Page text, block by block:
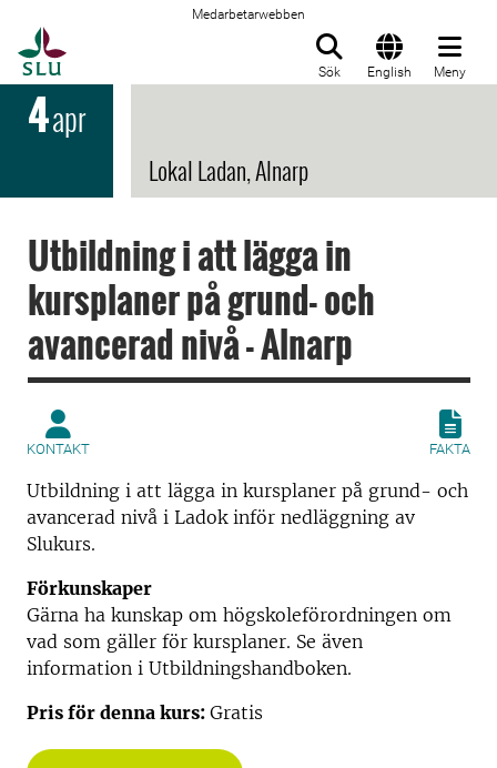
Medarbetarwebben
Sök English Meny
4apr
Lokal Ladan, Alnarp
Utbildning i att lägga in
kursplaner på grund- och
avancerad nivå - Alnarp
KONTAKT FAKTA
Utbildning i att lägga in kursplaner på grund- och
avancerad nivå i Ladok inför nedläggning av
Slukurs.
Förkunskaper
Gärna ha kunskap om högskoleförordningen om
vad som gäller för kursplaner. Se även
information i Utbildningshandboken.
Pris för denna kurs: Gratis